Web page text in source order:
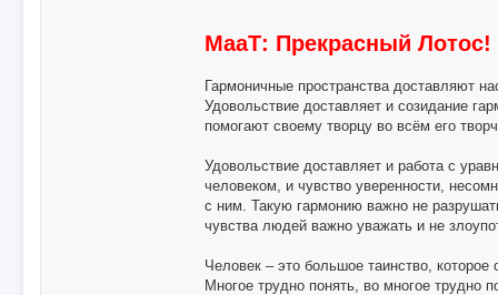
МааТ: Прекрасный Лотос!
Гармоничные пространства доставляют
Удовольствие доставляет и созидание
помогают своему творцу во всём его
Удовольствие доставляет и работа с
человеком, и чувство уверенности,
с ним. Такую гармонию важно не
чувства людей важно уважать и не
Человек – это большое таинство,
Многое трудно понять, во многое трудно